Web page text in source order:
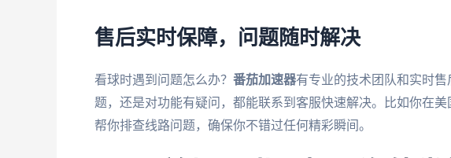
售后实时保障，问题随时解决
看球时遇到问题怎么办？ 番茄加速器有专业的技术团队和实时
题，还是对功能有疑问，都能联系到客服快速解决。比如你在
帮你排查线路问题，确保你不错过任何精彩瞬间。